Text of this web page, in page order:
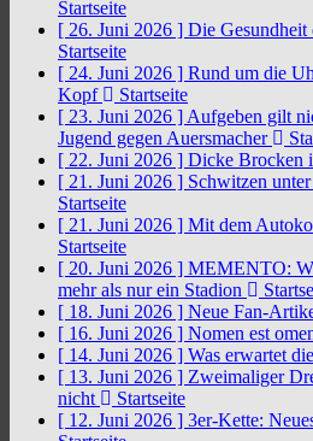
Startseite
[ 26. Juni 2026 ] Die
Startseite
[ 24. Juni 2026 ] Rund um die
Kopf
Startseite
[ 23. Juni 2026 ] Aufgeben gilt
Jugend gegen Auersmacher
[ 22. Juni 2026 ] Dicke Brocken
[ 21. Juni 2026 ] Schwitzen
Startseite
[ 21. Juni 2026 ] Mit dem
Startseite
[ 20. Juni 2026 ] MEMENTO:
mehr als nur ein Stadion
[ 18. Juni 2026 ] Neue Fan-
[ 16. Juni 2026 ] Nomen est
[ 14. Juni 2026 ] Was erwartet
[ 13. Juni 2026 ] Zweimaliger
nicht
Startseite
[ 12. Juni 2026 ] 3er-Kette: